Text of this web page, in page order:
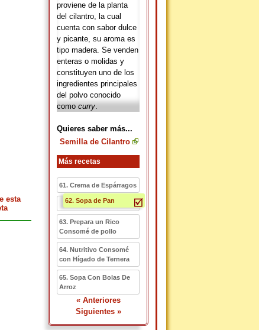
proviene de la planta
del cilantro, la cual
cuenta con sabor dulce
y picante, su aroma es
tipo madera. Se venden
enteras o molidas y
constituyen uno de los
ingredientes principales
del polvo conocido
como curry.
Quieres saber más...
Semilla de Cilantro
Más recetas
61. Crema de Espárragos
62. Sopa de Pan
63. Prepara un Rico
Consomé de pollo
64. Nutritivo Consomé
con Hígado de Ternera
65. Sopa Con Bolas De
Arroz
« Anteriores
Siguientes »
esta